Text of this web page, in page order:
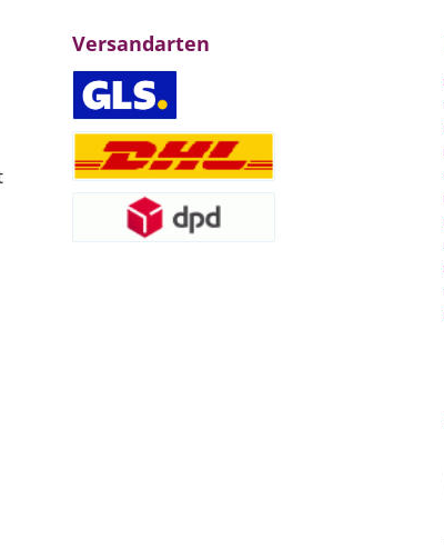
Versandarten